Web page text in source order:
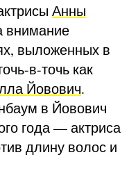
Анны
внимание
выложенных в
в-точь как
Йовович.
в Йовович
года — актриса
длину волос и